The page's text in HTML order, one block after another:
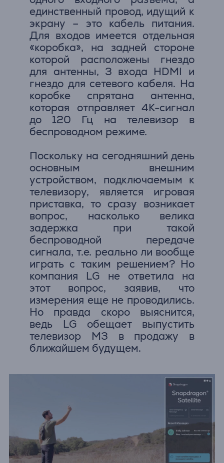
единственный провод, идущий к
экрану – это кабель питания.
Для входов имеется отдельная
«коробка», на задней стороне
которой расположены гнездо
для антенны, 3 входа HDMI и
гнездо для сетевого кабеля. На
коробке спрятана антенна,
которая отправляет 4К-сигнал
до 120 Гц на телевизор в
беспроводном режиме.
Поскольку на сегодняшний день
основным внешним
устройством, подключаемым к
телевизору, является игровая
приставка, то сразу возникает
вопрос, насколько велика
задержка при такой
беспроводной передаче
сигнала, т.е. реально ли вообще
играть с таким решением? Но
компания LG не ответила на
этот вопрос, заявив, что
измерения еще не проводились.
Но правда скоро выяснится,
ведь LG обещает выпустить
телевизор M3 в продажу в
ближайшем будущем.